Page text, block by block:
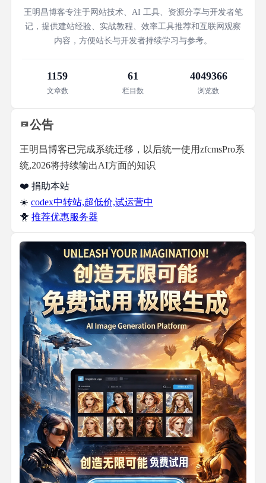
王明昌博客专注于网站技术、AI 工具、资源分享与开发者笔
记，提供建站经验、实战教程、效率工具推荐和互联网观察
内容，方便站长与开发者持续学习与参考。
1159
文章数
61
栏目数
4049366
浏览数
公告
王明昌博客已完成系统迁移，以后统一使用zfcmsPro系
统,2026将持续输出AI方面的知识
❤️ 捐助本站
☀️ codex中转站,超低价,试运营中
🐥 推荐优惠服务器